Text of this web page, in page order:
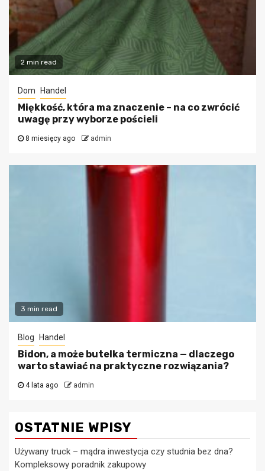
2 min read
Dom Handel
Miękkość, która ma znaczenie – na co zwrócić
uwagę przy wyborze pościeli
8 miesięcy ago admin
3 min read
Blog Handel
Bidon, a może butelka termiczna — dlaczego
warto stawiać na praktyczne rozwiązania?
4 lata ago admin
OSTATNIE WPISY
Używany truck – mądra inwestycja czy studnia bez dna?
Kompleksowy poradnik zakupowy